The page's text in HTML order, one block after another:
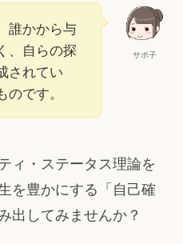
サポ子
誰かから与
、自らの探
されてい
です。
ィ・ステータス理論を
を豊かにする「自己確
出してみませんか？